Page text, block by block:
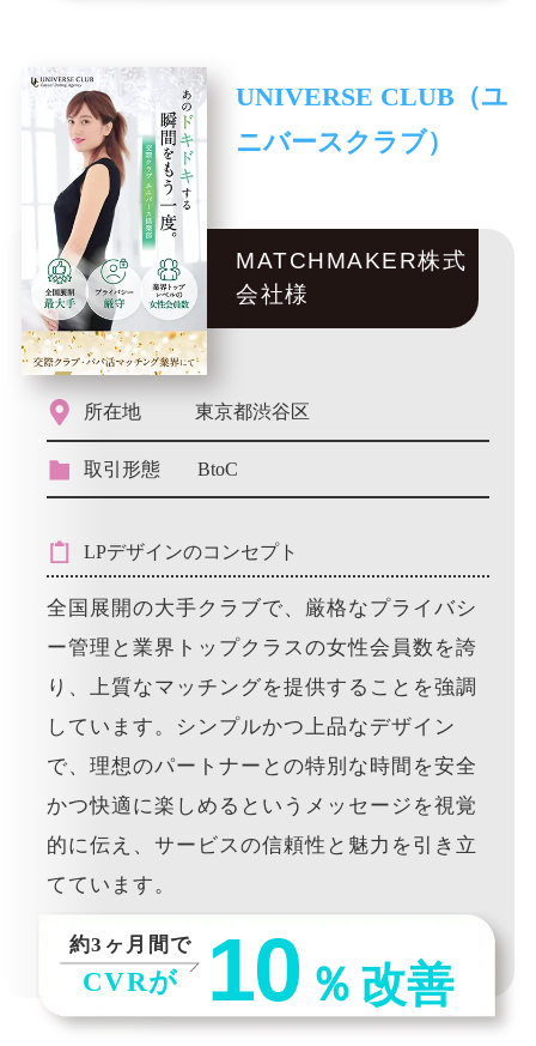
UNIVERSE CLUB（ユ
ニバースクラブ）
MATCHMAKER株式
会社様
所在地 東京都渋谷区
取引形態 BtoC
LPデザインのコンセプト
全国展開の大手クラブで、厳格なプライバシ
ー管理と業界トップクラスの女性会員数を誇
り、上質なマッチングを提供することを強調
しています。シンプルかつ上品なデザイン
で、理想のパートナーとの特別な時間を安全
かつ快適に楽しめるというメッセージを視覚
的に伝え、サービスの信頼性と魅力を引き立
てています。
約3ヶ月間で
CVRが 10 ％ 改善